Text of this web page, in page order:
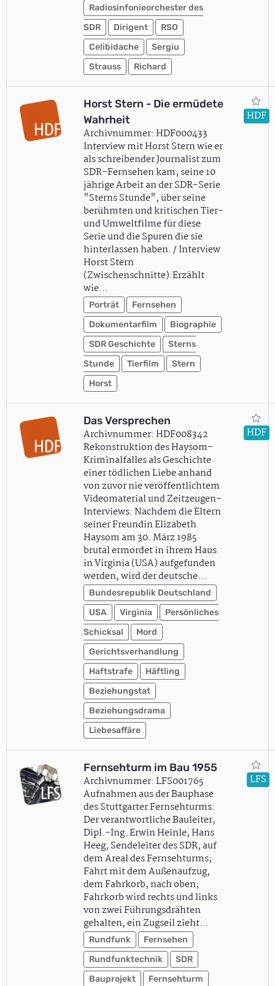
Radiosinfonieorchester des
SDR
Dirigent
RSO
Celibidache
Sergiu
Strauss
Richard
Horst Stern - Die ermüdete
Wahrheit
Archivnummer: HDF000433
Interview mit Horst Stern wie er
als schreibender Journalist zum
SDR-Fernsehen kam; seine 10
jährige Arbeit an der SDR-Serie
"Sterns Stunde", über seine
berühmten und kritischen Tier-
und Umweltfilme für diese
Serie und die Spuren die sie
hinterlassen haben. / Interview
Horst Stern
(Zwischenschnitte):Erzählt
wie…
Porträt
Fernsehen
Dokumentarfilm
Biographie
SDR Geschichte
Sterns
Stunde
Tierfilm
Stern
Horst
HDF
Das Versprechen
Archivnummer: HDF008342
Rekonstruktion des Haysom-
Kriminalfalles als Geschichte
einer tödlichen Liebe anhand
von zuvor nie veröffentlichtem
Videomaterial und Zeitzeugen-
Interviews. Nachdem die Eltern
seiner Freundin Elizabeth
Haysom am 30. März 1985
brutal ermordet in ihrem Haus
in Virginia (USA) aufgefunden
werden, wird der deutsche…
Bundesrepublik Deutschland
USA
Virginia
Persönliches
Schicksal
Mord
Gerichtsverhandlung
Haftstrafe
Häftling
Beziehungstat
Beziehungsdrama
Liebesaffäre
HDF
Fernsehturm im Bau 1955
Archivnummer: LFS001765
Aufnahmen aus der Bauphase
des Stuttgarter Fernsehturms:
Der verantwortliche Bauleiter,
Dipl.-Ing. Erwin Heinle, Hans
Heeg, Sendeleiter des SDR, auf
dem Areal des Fernsehturms;
Fahrt mit dem Außenaufzug,
dem Fahrkorb, nach oben;
Fahrkorb wird rechts und links
von zwei Führungsdrähten
gehalten, ein Zugseil zieht…
Rundfunk
Fernsehen
Rundfunktechnik
SDR
Bauprojekt
Fernsehturm
LFS